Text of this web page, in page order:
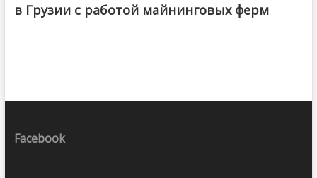
в Грузии с работой майнинговых ферм
Facebook